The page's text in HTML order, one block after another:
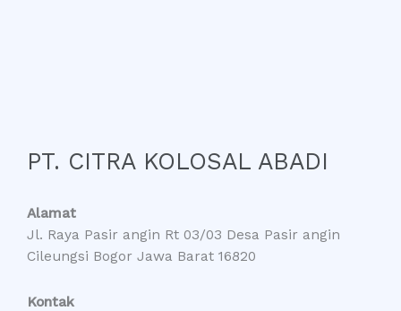
PT. CITRA KOLOSAL ABADI
Alamat
Jl. Raya Pasir angin Rt 03/03 Desa Pasir angin
Cileungsi Bogor Jawa Barat 16820
Kontak